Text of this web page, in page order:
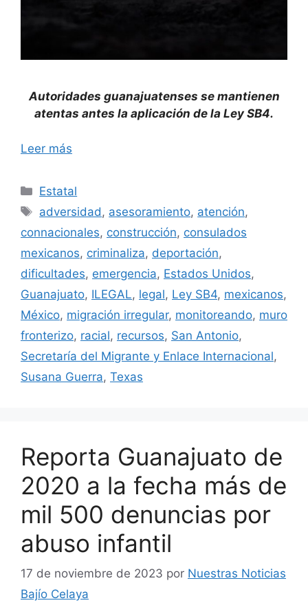
Autoridades guanajuatenses se mantienen
atentas antes la aplicación de la Ley SB4.
Leer más
Categorías
Estatal
Etiquetas
adversidad , asesoramiento, atención,
connacionales, construcción, consulados
mexicanos, criminaliza, deportación,
dificultades, emergencia, Estados Unidos,
Guanajuato, ILEGAL, legal, Ley SB4, mexicanos,
México, migración irregular, monitoreando, muro
fronterizo, racial, recursos, San Antonio,
Secretaría del Migrante y Enlace Internacional,
Susana Guerra, Texas
Reporta Guanajuato de
2020 a la fecha más de
mil 500 denuncias por
abuso infantil
17 de noviembre de 2023 por Nuestras Noticias
Bajío Celaya